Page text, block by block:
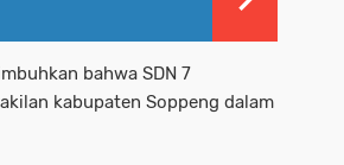
bahwa SDN 7
kabupaten Soppeng dalam